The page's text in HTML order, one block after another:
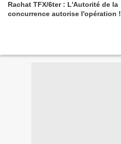
Rachat TFX/6ter : L'Autorité de la
concurrence autorise l'opération !